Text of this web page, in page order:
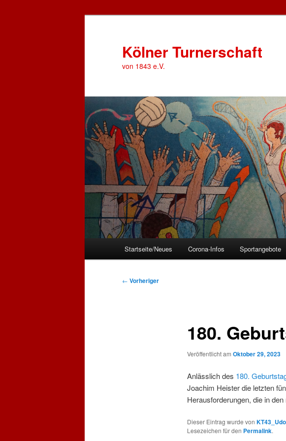
Kölner Turnerschaft
von 1843 e.V.
Startseite/Neues Corona-Infos Sportangebote
Beitragsnavigation
← Vorheriger
180.
Veröffentlicht am Oktober 29, 2023
Anlässlich des 180.
Joachim Heister die letzten
Herausforderungen, die in
Dieser Eintrag wurde von KT43_Udo
Lesezeichen für den Permalink.